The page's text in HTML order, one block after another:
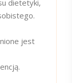
dietetyki,
jest